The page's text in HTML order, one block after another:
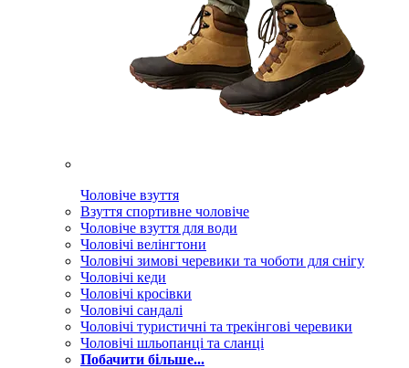
Чоловіче взуття
Взуття спортивне чоловіче
Чоловіче взуття для води
Чоловічі велінгтони
Чоловічі зимові черевики та чоботи для снігу
Чоловічі кеди
Чоловічі кросівки
Чоловічі сандалі
Чоловічі туристичні та трекінгові черевики
Чоловічі шльопанці та сланці
Побачити більше...